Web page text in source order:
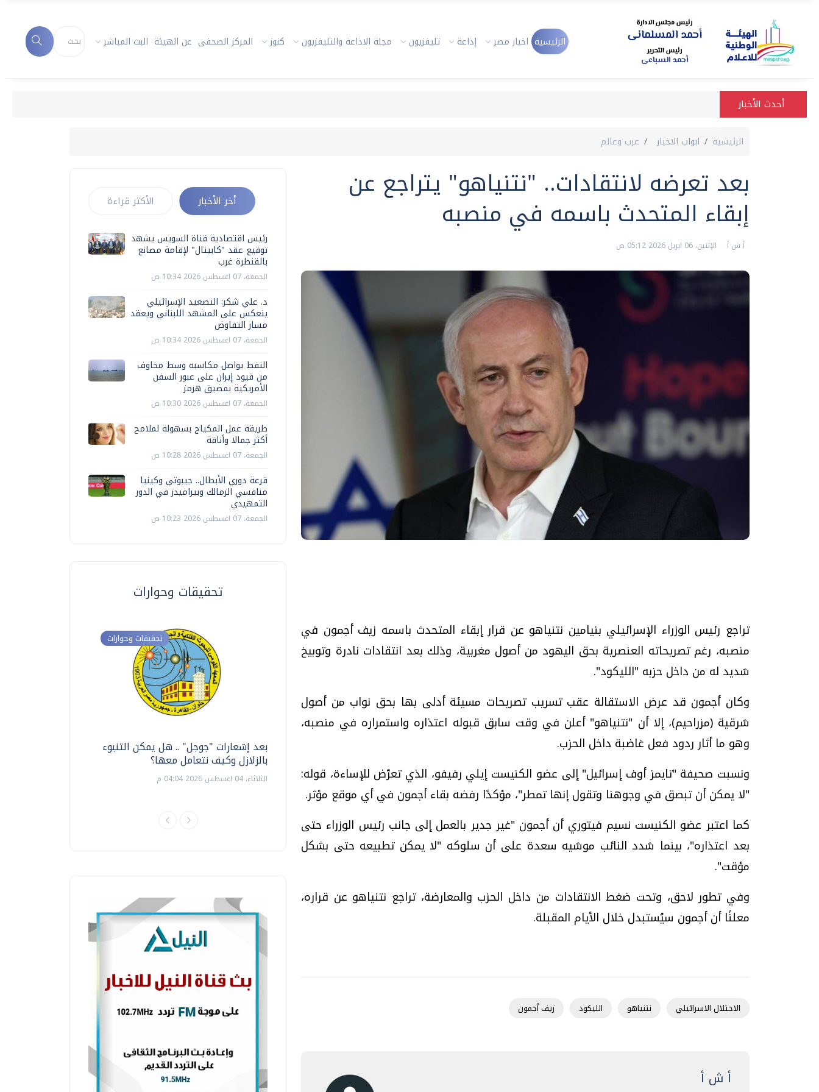
الرئيسية اخبار مصر إذاعة تليفزيون مجلة الاذاعة والتليفزيون كنوز المركز الصحفى عن الهيئة البث المباشر
أحدث الأخبار
الرئيسية ابواب الاخبار عرب وعالم
بعد تعرضه لانتقادات.. "نتنياهو" يتراجع عن
إبقاء المتحدث باسمه في منصبه
أ ش أ الإثنين، 06 ابريل 2026 05:12 ص
تراجع رئيس الوزراء الإسرائيلي بنيامين نتنياهو عن قرار إبقاء المتحدث باسمه زيف أجمون في
منصبه، رغم تصريحاته العنصرية بحق اليهود من أصول مغربية، وذلك بعد انتقادات نادرة وتوبيخ
شديد له من داخل حزبه "الليكود".
وكان أجمون قد عرض الاستقالة عقب تسريب تصريحات مسيئة أدلى بها بحق نواب من أصول
شرقية (مزراحيم)، إلا أن "نتنياهو" أعلن في وقت سابق قبوله اعتذاره واستمراره في منصبه،
وهو ما أثار ردود فعل غاضبة داخل الحزب.
ونسبت صحيفة "تايمز أوف إسرائيل" إلى عضو الكنيست إيلي رفيفو، الذي تعرّض للإساءة، قوله:
"لا يمكن أن تبصق في وجوهنا وتقول إنها تمطر"، مؤكدًا رفضه بقاء أجمون في أي موقع مؤثر.
كما اعتبر عضو الكنيست نسيم فيتوري أن أجمون "غير جدير بالعمل إلى جانب رئيس الوزراء حتى
بعد اعتذاره"، بينما شدد النائب موشيه سعدة على أن سلوكه "لا يمكن تطبيعه حتى بشكل
مؤقت".
وفي تطور لاحق، وتحت ضغط الانتقادات من داخل الحزب والمعارضة، تراجع نتنياهو عن قراره،
معلنًا أن أجمون سيُستبدل خلال الأيام المقبلة.
الاحتلال الاسرائيلي نتنياهو الليكود زيف أجمون
أ ش أ
أخر الأخبار الأكثر قراءة
رئيس اقتصادية قناة السويس يشهد
توقيع عقد "كابيتال" لإقامة مصانع
بالقنطرة غرب
الجمعة، 07 اغسطس 2026 10:34 ص
د. علي شكر: التصعيد الإسرائيلي
ينعكس على المشهد اللبناني ويعقد
مسار التفاوض
الجمعة، 07 اغسطس 2026 10:34 ص
النفط يواصل مكاسبه وسط مخاوف
من قيود إيران على عبور السفن
الأمريكية بمضيق هرمز
الجمعة، 07 اغسطس 2026 10:30 ص
طريقة عمل المكياج بسهولة لملامح
أكثر جمالا وأناقة
الجمعة، 07 اغسطس 2026 10:28 ص
قرعة دوري الأبطال.. جيبوتي وكينيا
منافسي الزمالك وبيراميدز في الدور
التمهيدي
الجمعة، 07 اغسطس 2026 10:23 ص
تحقيقات وحوارات
تحقيقات وحوارات
بعد إشعارات "جوجل" .. هل يمكن التنبوء
بالزلازل وكيف نتعامل معها؟
الثلاثاء، 04 اغسطس 2026 04:04 م
تحقيقات وحوارات
السبت، 01 اغسطس 2026 10:25 ص
تحقيقات وحوارات
فيديو.. الإعلام الرقمي.. تقنيات واعدة
الخميس، 30 يوليو 2026 01:09 م
تحقيقات وحوارات
موجات الطقس الساخنة.. لماذا تحدث وكيف